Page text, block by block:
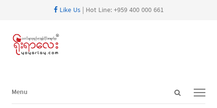
Like Us| Hot Line: +959 400 000 661
Open
Menu
Menu